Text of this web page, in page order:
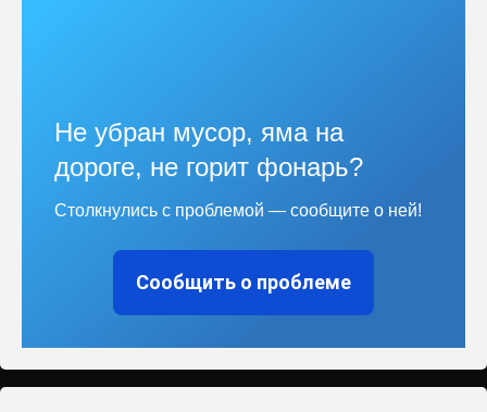
Не убран мусор, яма на
дороге, не горит фонарь?
Столкнулись с проблемой — сообщите о ней!
Сообщить о проблеме